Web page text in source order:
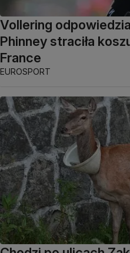
Vollering
Phinney straciła
France
EUROSPORT